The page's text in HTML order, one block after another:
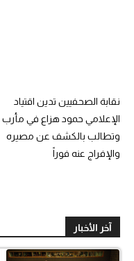
نقابة الصحفيين تدين اقتياد
الإعلامي حمود هزاع في مأرب
وتطالب بالكشف عن مصيره
والإفراج عنه فوراً
آخر الأخبار